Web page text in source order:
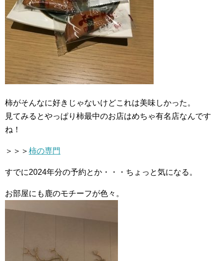
柿がそんなに好きじゃないけどこれは美味しかった。
見てみるとやっぱり柿最中のお店はめちゃ有名店なんです
ね！
＞＞＞ 柿の専門
すでに2024年分の予約とか・・・ちょっと気になる。
お部屋にも鹿のモチーフが色々。